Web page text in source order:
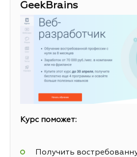
GeekBrains
Курс поможет:
Получить